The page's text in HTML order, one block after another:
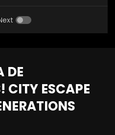
DE
CITY ESCAPE